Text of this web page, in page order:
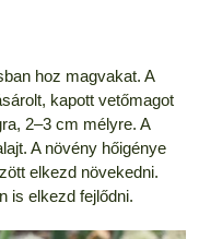
hoz magvakat. A
kapott vetőmagot
2–3 cm mélyre. A
A növény hőigénye
elkezd növekedni.
is elkezd fejlődni.